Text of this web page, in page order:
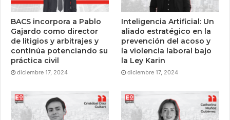
BACS incorpora a Pablo
Gajardo como director
de litigios y arbitrajes y
continúa potenciando su
práctica civil
diciembre 17, 2024
Inteligencia Artificial: Un
aliado estratégico en la
prevención del acoso y
la violencia laboral bajo
la Ley Karin
diciembre 17, 2024